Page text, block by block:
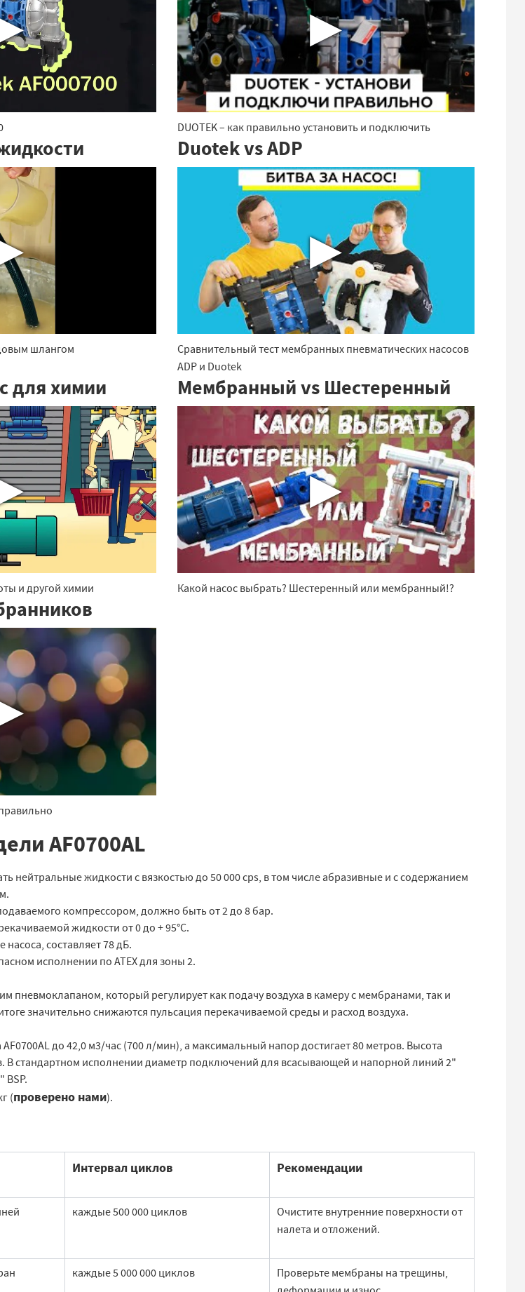
▶
DUOTEK – как правильно установить и подключить
шлангом
Duotek vs ADP
▶
Сравнительный тест мембранных пневматических насосов
ADP и Duotek
для химии
и другой химии
Мембранный vs Шестеренный
▶
Какой насос выбрать? Шестеренный или мембранный!?
AF0700AL
нейтральные жидкости с вязкостью до 50 000 cps, в том числе абразивные и с содержанием
компрессором, должно быть от 2 до 8 бар.
жидкости от 0 до + 95°C.
составляет 78 дБ.
исполнении по ATEX для зоны 2.
пневмоклапаном, который регулирует как подачу воздуха в камеру с мембранами, так и
значительно снижаются пульсация перекачиваемой среды и расход воздуха.
до 42,0 м3/час (700 л/мин), а максимальный напор достигает 80 метров. Высота
В стандартном исполнении диаметр подключений для всасывающей и напорной линий 2"
BSP.
(проверено нами).
Интервал циклов Рекомендации
каждые 500 000 циклов
Очистите внутренние поверхности от
налета и отложений.
каждые 5 000 000 циклов
Проверьте мембраны на трещины,